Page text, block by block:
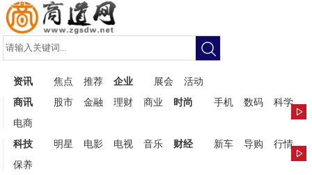
资讯 焦点 推荐 企业 展会
活动
商讯
股市 金融 理财 商业 时尚 手机 数码
科学
电商
科技
明星 电影 电视 音乐 财经 新车 导购
行情
保养